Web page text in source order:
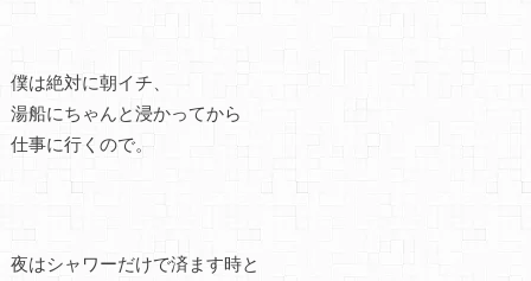
僕は絶対に朝イチ、
湯船にちゃんと浸かってから
仕事に行くので。
夜はシャワーだけで済ます時と